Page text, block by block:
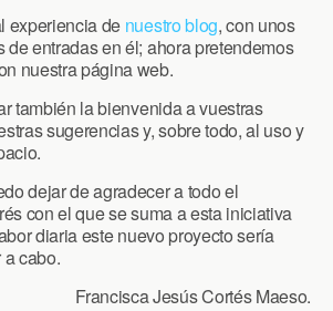
experiencia de nuestro blog, con unos
entradas en él; ahora pretendemos
nuestra página web.
también la bienvenida a vuestras
sugerencias y, sobre todo, al uso y
dejar de agradecer a todo el
con el que se suma a esta iniciativa
diaria este nuevo proyecto sería
cabo.
Francisca Jesús Cortés Maeso.